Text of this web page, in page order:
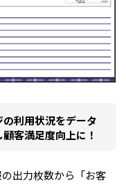
利用状況をデータ
客満足度向上に！
出力枚数から「お客